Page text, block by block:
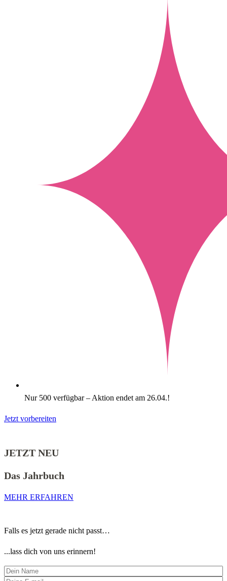
Nur 500 verfügbar – Aktion endet am 26.04.!
Jetzt vorbereiten
JETZT NEU
Das Jahrbuch
MEHR ERFAHREN
Falls es jetzt gerade nicht passt…
...lass dich von uns erinnern!